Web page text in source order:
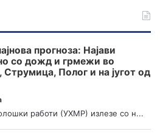
прогноза: Најави
со дожд и грмежи во
Струмица, Полог и на југот од
работи (УХМР) излезе со н...